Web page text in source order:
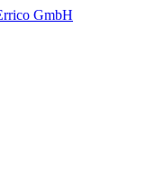
GmbH